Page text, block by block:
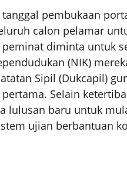
pembukaan
calon pelamar
diminta untuk
(NIK)
Sipil (Dukcapil)
Selain
lulusan baru untuk
ujian berbantuan